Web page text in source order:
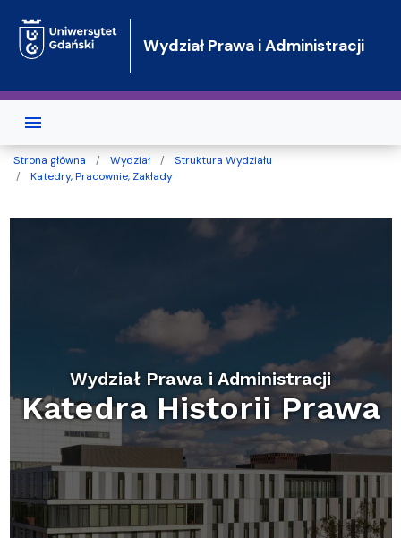
Wydział Prawa i Administracji
Strona główna Wydział
Struktura Wydziału
Katedry, Pracownie, Zakłady
Wydział Prawa i Administracji
Katedra Historii Prawa